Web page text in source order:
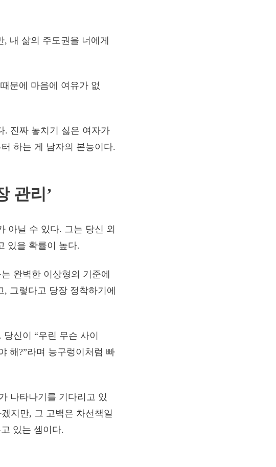
내 삶의 주도권을 너에게
문에 마음에 여유가 없
. 진짜 놓치기 싫은 여자가
하는 게 남자의 본능이다.
관리’
아닐 수 있다. 그는 당신 외
있을 확률이 높다.
완벽한 이상형의 기준에
그렇다고 당장 정착하기에
신이 “우린 무슨 사이
해?”라며 능구렁이처럼 빠
나타나기를 기다리고 있
지만, 그 고백은 차선책일
있는 셈이다.